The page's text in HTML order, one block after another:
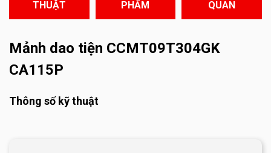
THUẬT
PHẨM
QUAN
Mảnh dao tiện CCMT09T304GK
CA115P
Thông số kỹ thuật